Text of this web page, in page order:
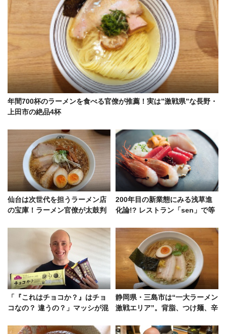
年間700杯のラーメンを食べる官僚が推薦！実は”激戦県”な長野・
上田市の絶品4杯
仙台は次世代を担うラーメン店
の宝庫！ラーメン官僚が太鼓判
200年目の新業態にみる浅草進
化論!? レストラン「sen」で等
「『これはチョコか？』はチョ
コなの？ 違うの？」マッシが混
ポ
静岡県・三島市は“一大ラーメン
激戦エリア”。背脂、つけ麺、辛
杯